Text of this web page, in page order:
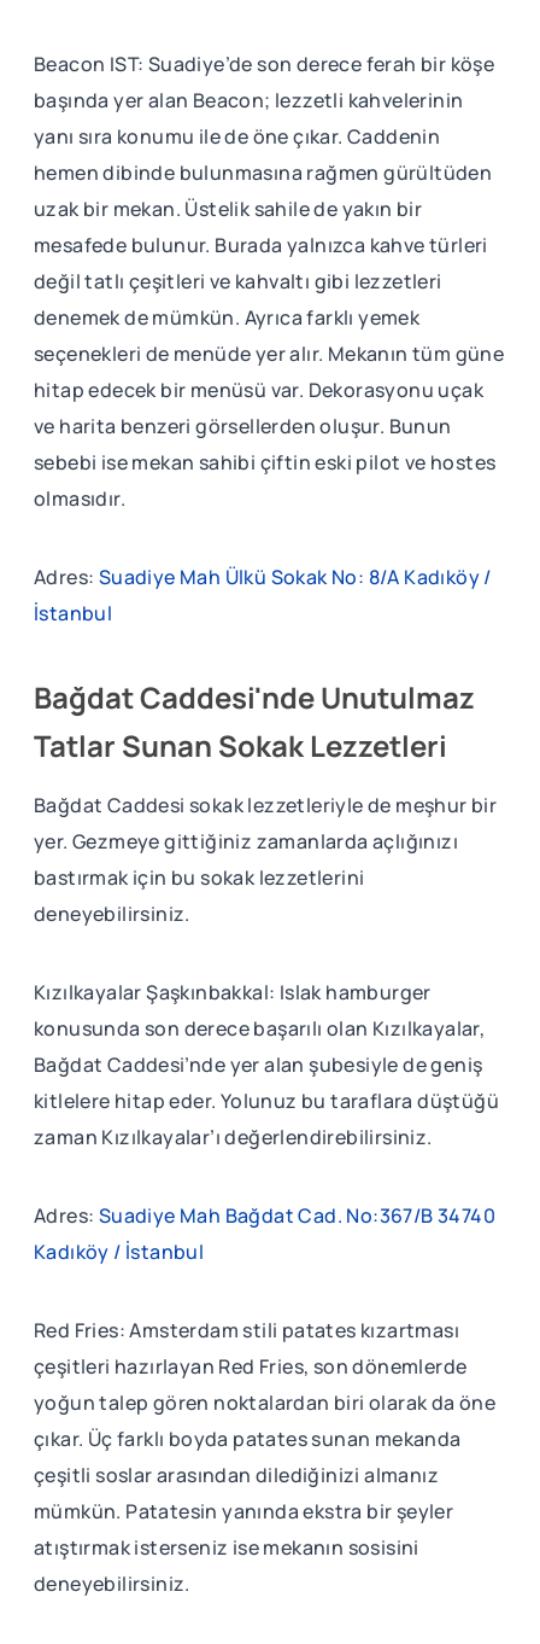
Beacon IST: Suadiye’de son derece ferah bir köşe
başında yer alan Beacon; lezzetli kahvelerinin
yanı sıra konumu ile de öne çıkar. Caddenin
hemen dibinde bulunmasına rağmen gürültüden
uzak bir mekan. Üstelik sahile de yakın bir
mesafede bulunur. Burada yalnızca kahve türleri
değil tatlı çeşitleri ve kahvaltı gibi lezzetleri
denemek de mümkün. Ayrıca farklı yemek
seçenekleri de menüde yer alır. Mekanın tüm güne
hitap edecek bir menüsü var. Dekorasyonu uçak
ve harita benzeri görsellerden oluşur. Bunun
sebebi ise mekan sahibi çiftin eski pilot ve hostes
olmasıdır.
Adres: Suadiye Mah Ülkü Sokak No: 8/A Kadıköy /
İstanbul
Bağdat Caddesi'nde Unutulmaz
Tatlar Sunan Sokak Lezzetleri
Bağdat Caddesi sokak lezzetleriyle de meşhur bir
yer. Gezmeye gittiğiniz zamanlarda açlığınızı
bastırmak için bu sokak lezzetlerini
deneyebilirsiniz.
Kızılkayalar Şaşkınbakkal: Islak hamburger
konusunda son derece başarılı olan Kızılkayalar,
Bağdat Caddesi’nde yer alan şubesiyle de geniş
kitlelere hitap eder. Yolunuz bu taraflara düştüğü
zaman Kızılkayalar’ı değerlendirebilirsiniz.
Adres: Suadiye Mah Bağdat Cad. No:367/B 34740
Kadıköy / İstanbul
Red Fries: Amsterdam stili patates kızartması
çeşitleri hazırlayan Red Fries, son dönemlerde
yoğun talep gören noktalardan biri olarak da öne
çıkar. Üç farklı boyda patates sunan mekanda
çeşitli soslar arasından dilediğinizi almanız
mümkün. Patatesin yanında ekstra bir şeyler
atıştırmak isterseniz ise mekanın sosisini
deneyebilirsiniz.